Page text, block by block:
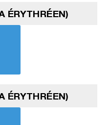
ÉRYTHRÉEN)
ÉRYTHRÉEN)